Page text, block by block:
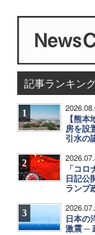
記事ランキン
1
【熊
房を設
引水の
2
「コ
日記公
ランプ
3
日本の
激震 ─